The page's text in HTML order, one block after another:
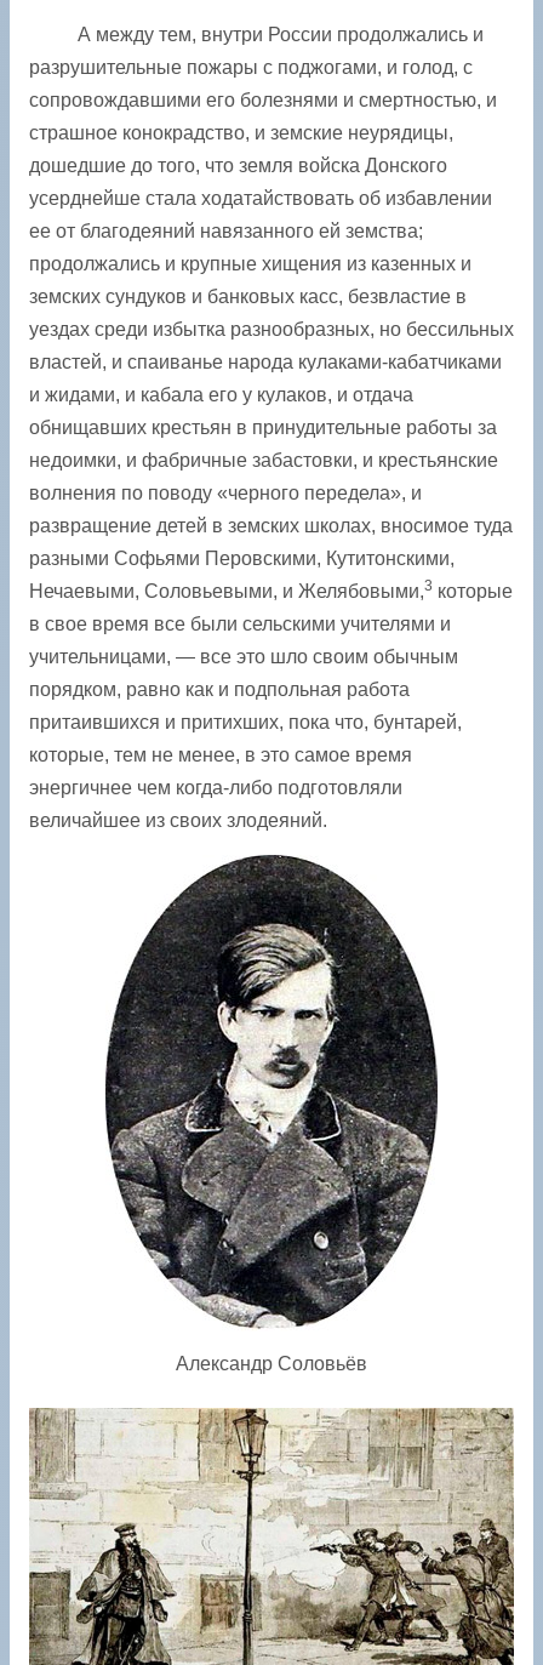
А между тем, внутри России продолжались и
разрушительные пожары с поджогами, и голод, с
сопровождавшими его болезнями и смертностью, и
страшное конокрадство, и земские неурядицы,
дошедшие до того, что земля войска Донского
усерднейше стала ходатайствовать об избавлении
ее от благодеяний навязанного ей земства;
продолжались и крупные хищения из казенных и
земских сундуков и банковых касс, безвластие в
уездах среди избытка разнообразных, но бессильных
властей, и спаиванье народа кулаками-кабатчиками
и жидами, и кабала его у кулаков, и отдача
обнищавших крестьян в принудительные работы за
недоимки, и фабричные забастовки, и крестьянские
волнения по поводу «черного передела», и
развращение детей в земских школах, вносимое туда
разными Софьями Перовскими, Кутитонскими,
Нечаевыми, Соловьевыми, и Желябовыми,3 которые
в свое время все были сельскими учителями и
учительницами, — все это шло своим обычным
порядком, равно как и подпольная работа
притаившихся и притихших, пока что, бунтарей,
которые, тем не менее, в это самое время
энергичнее чем когда-либо подготовляли
величайшее из своих злодеяний.
Александр Соловьёв